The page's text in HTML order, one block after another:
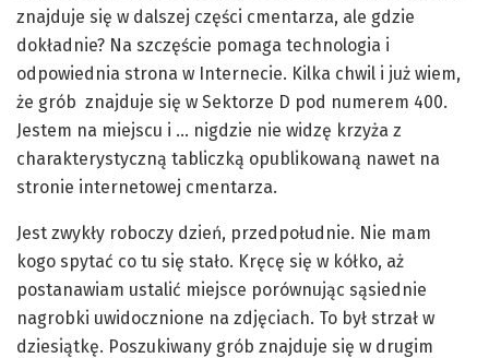
znajduje się w dalszej części cmentarza, ale gdzie
dokładnie? Na szczęście pomaga technologia i
odpowiednia strona w Internecie. Kilka chwil i już wiem,
że grób znajduje się w Sektorze D pod numerem 400.
Jestem na miejscu i … nigdzie nie widzę krzyża z
charakterystyczną tabliczką opublikowaną nawet na
stronie internetowej cmentarza.
Jest zwykły roboczy dzień, przedpołudnie. Nie mam
kogo spytać co tu się stało. Kręcę się w kółko, aż
postanawiam ustalić miejsce porównując sąsiednie
nagrobki uwidocznione na zdjęciach. To był strzał w
dziesiątkę. Poszukiwany grób znajduje się w drugim